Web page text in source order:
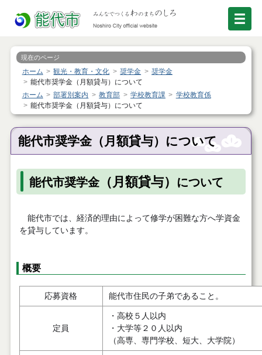
現在のページ
ホーム 観光・教育・文化 奨学金
奨学金
能代市奨学金（月額貸与）について
ホーム
部署別案内 教育部 学校教育課
学校教育係
能代市奨学金（月額貸与）について
能代市奨学金（月額貸与）について
能代市奨学金（月額貸与） について
能代市では、経済的理由によって修学が困難な方へ学資金
を貸与しています。
概要
応募資格 能代市住民の子弟であること。
定員
・高校５人以内
・大学等２０人以内
（高専、専門学校、短大、大学院）